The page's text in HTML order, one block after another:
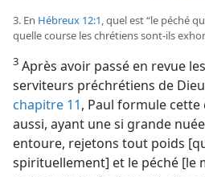
3. En Hébreux 12:1 , quel est “le péché
quelle course les chrétiens sont-​ils
3 Après avoir passé en revue
serviteurs préchrétiens de
chapitre 11, Paul formule
aussi, ayant une si grande
entoure, rejetons tout poids
spirituellement] et le péché [le